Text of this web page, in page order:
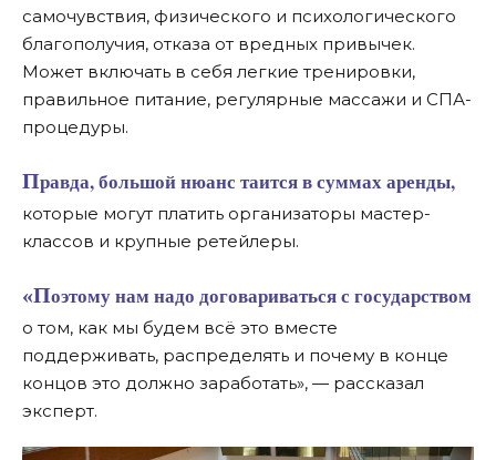
самочувствия, физического и психологического
благополучия, отказа от вредных привычек.
Может включать в себя легкие тренировки,
правильное питание, регулярные массажи и СПА-
процедуры.
Правда, большой нюанс таится в суммах аренды,
которые могут платить организаторы мастер-
классов и крупные ретейлеры.
«Поэтому нам надо договариваться с государством
о том, как мы будем всё это вместе
поддерживать, распределять и почему в конце
концов это должно заработать», — рассказал
эксперт.